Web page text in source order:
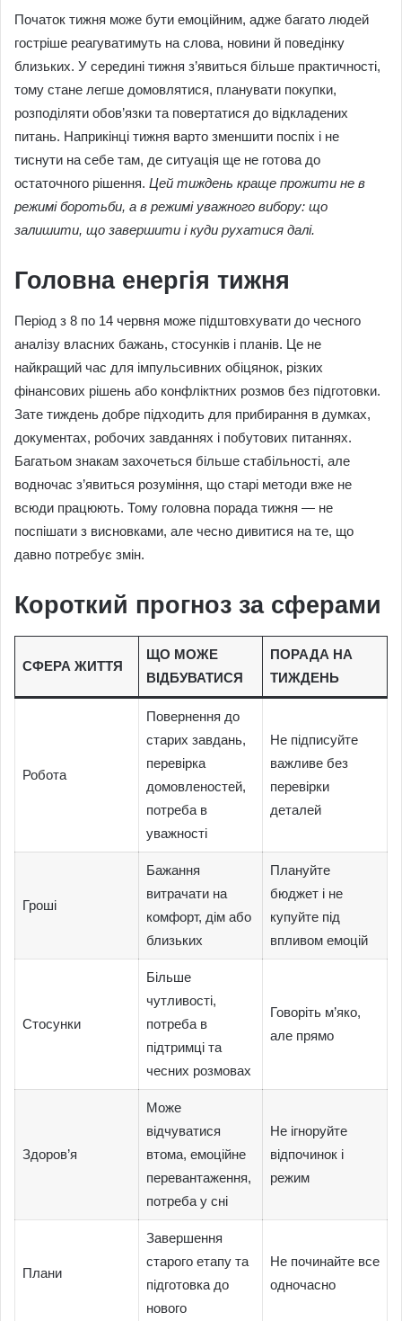
Початок тижня може бути емоційним, адже багато людей
гостріше реагуватимуть на слова, новини й поведінку
близьких. У середині тижня з’явиться більше практичності,
тому стане легше домовлятися, планувати покупки,
розподіляти обов’язки та повертатися до відкладених
питань. Наприкінці тижня варто зменшити поспіх і не
тиснути на себе там, де ситуація ще не готова до
остаточного рішення. Цей тиждень краще прожити не в
режимі боротьби, а в режимі уважного вибору: що
залишити, що завершити і куди рухатися далі.
Головна енергія тижня
Період з 8 по 14 червня може підштовхувати до чесного
аналізу власних бажань, стосунків і планів. Це не
найкращий час для імпульсивних обіцянок, різких
фінансових рішень або конфліктних розмов без підготовки.
Зате тиждень добре підходить для прибирання в думках,
документах, робочих завданнях і побутових питаннях.
Багатьом знакам захочеться більше стабільності, але
водночас з’явиться розуміння, що старі методи вже не
всюди працюють. Тому головна порада тижня — не
поспішати з висновками, але чесно дивитися на те, що
давно потребує змін.
Короткий прогноз за сферами
СФЕРА ЖИТТЯ
ЩО МОЖЕ
ВІДБУВАТИСЯ
ПОРАДА НА
ТИЖДЕНЬ
Робота
Повернення до
старих завдань,
перевірка
домовленостей,
потреба в
уважності
Не підписуйте
важливе без
перевірки
деталей
Гроші
Бажання
витрачати на
комфорт, дім або
близьких
Плануйте
бюджет і не
купуйте під
впливом емоцій
Стосунки
Більше
чутливості,
потреба в
підтримці та
чесних розмовах
Говоріть м’яко,
але прямо
Здоров’я
Може
відчуватися
втома, емоційне
перевантаження,
потреба у сні
Не ігноруйте
відпочинок і
режим
Плани
Завершення
старого етапу та
підготовка до
нового
Не починайте все
одночасно